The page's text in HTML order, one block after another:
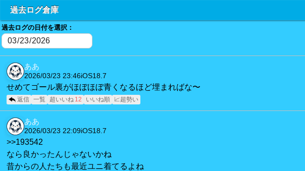
過去ログ倉庫
過去ログの日付を選択：
ああ
2026/03/23 23:46iOS18.7
せめてゴール裏がほぼほぼ青くなるほど埋まればな〜
返信 一覧 超いいね 12 いいね順 📈超勢い
ああ
2026/03/23 22:09iOS18.7
>>193542
なら良かったんじゃないかね
昔からの人たちも最近ユニ着てるよね